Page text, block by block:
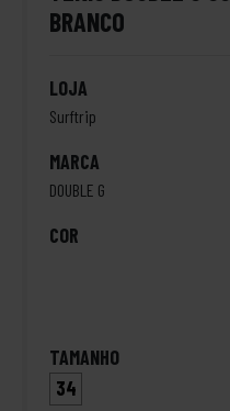
BRANCO
LOJA
Surftrip
MARCA
DOUBLE G
COR
TAMANHO
34